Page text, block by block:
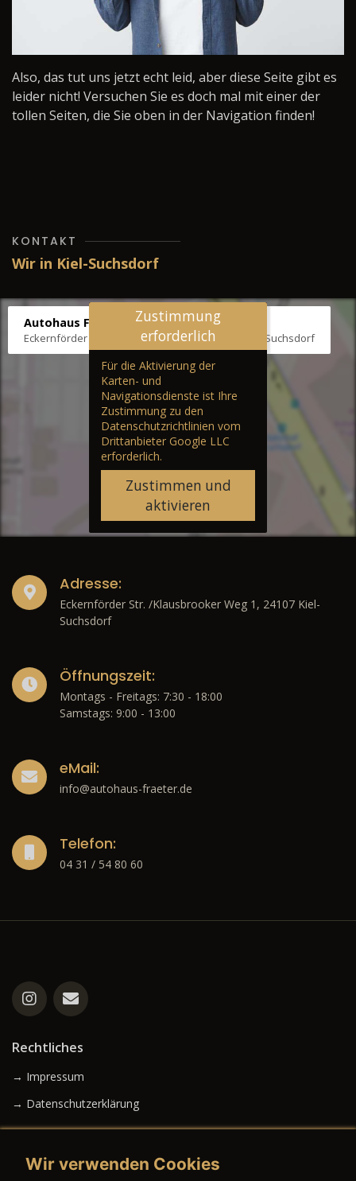
Also, das tut uns jetzt echt leid, aber diese Seite gibt es
leider nicht! Versuchen Sie es doch mal mit einer der
tollen Seiten, die Sie oben in der Navigation finden!
KONTAKT
Wir in Kiel-Suchsdorf
Autohaus Fräter
Eckernförder Str. /Klausbrooker Weg 1, 24107 Kiel-Suchsdorf
Zustimmung
erforderlich
Für die Aktivierung der
Karten- und
Navigationsdienste ist Ihre
Zustimmung zu den
Datenschutzrichtlinien vom
Drittanbieter Google LLC
erforderlich.
Zustimmen und
aktivieren
Adresse:
Eckernförder Str. /Klausbrooker Weg 1, 24107 Kiel-
Suchsdorf
Öffnungszeit:
Montags - Freitags: 7:30 - 18:00
Samstags: 9:00 - 13:00
eMail:
info@autohaus-fraeter.de
Telefon:
04 31 / 54 80 60
Rechtliches
→ Impressum
→ Datenschutzerklärung
Wir verwenden Cookies